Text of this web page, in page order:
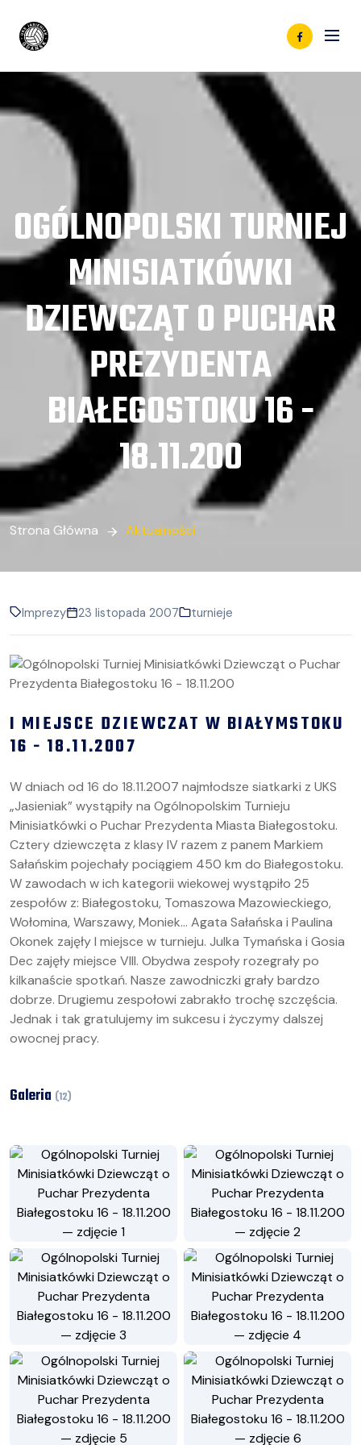
OGÓLNOPOLSKI TURNIEJ
MINISIATKÓWKI
DZIEWCZĄT O PUCHAR
PREZYDENTA
BIAŁEGOSTOKU 16 -
18.11.200
Strona Główna Aktualności
Imprezy 23 listopada 2007 turnieje
I MIEJSCE DZIEWCZAT W BIAŁYMSTOKU
16 - 18.11.2007
W dniach od 16 do 18.11.2007 najmłodsze siatkarki z UKS
„Jasieniak” wystąpiły na Ogólnopolskim Turnieju
Minisiatkówki o Puchar Prezydenta Miasta Białegostoku.
Cztery dziewczęta z klasy IV razem z panem Markiem
Sałańskim pojechały pociągiem 450 km do Białegostoku.
W zawodach w ich kategorii wiekowej wystąpiło 25
zespołów z: Białegostoku, Tomaszowa Mazowieckiego,
Wołomina, Warszawy, Moniek… Agata Sałańska i Paulina
Okonek zajęły I miejsce w turnieju. Julka Tymańska i Gosia
Dec zajęły miejsce VIII. Obydwa zespoły rozegrały po
kilkanaście spotkań. Nasze zawodniczki grały bardzo
dobrze. Drugiemu zespołowi zabrakło trochę szczęścia.
Jednak i tak gratulujemy im sukcesu i życzymy dalszej
owocnej pracy.
Galeria (12)